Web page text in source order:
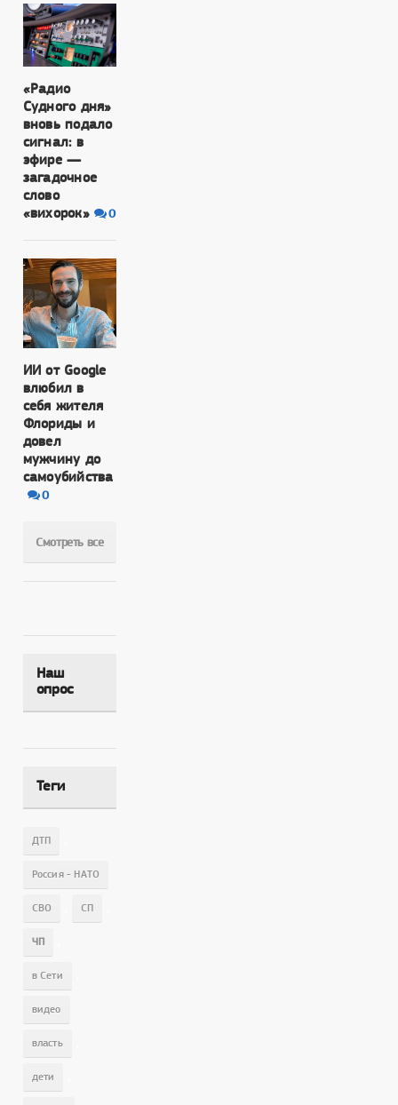
«Радио
Судного дня»
вновь подало
сигнал: в
эфире —
загадочное
слово
«вихорок»
0
ИИ от Google
влюбил в
себя жителя
Флориды и
довел
мужчину до
самоубийства
0
Смотреть все
Наш
опрос
Теги
ДТП
Россия - НАТО
СВО СП
ЧП
в Сети
видео
власть
дети